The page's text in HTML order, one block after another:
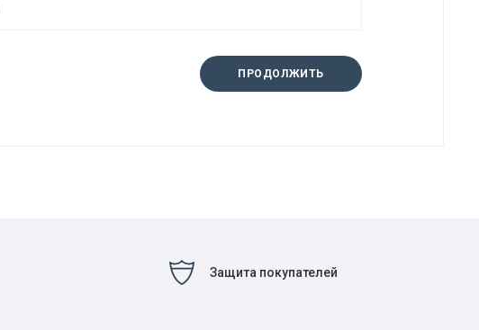
ПРОДОЛЖИТЬ
Защита покупателей